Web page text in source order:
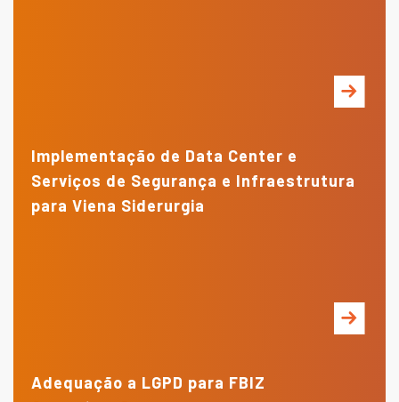
Implementação de Data Center e
Serviços de Segurança e Infraestrutura
para Viena Siderurgia
Adequação a LGPD para FBIZ